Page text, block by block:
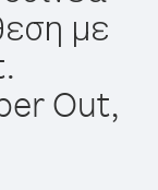
με
Out,